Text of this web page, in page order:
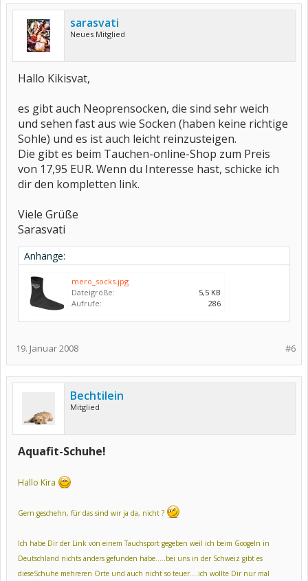
sarasvati
Neues Mitglied
Hallo Kikisvat,
es gibt auch Neoprensocken, die sind sehr weich
und sehen fast aus wie Socken (haben keine richtige
Sohle) und es ist auch leicht reinzusteigen.
Die gibt es beim Tauchen-online-Shop zum Preis
von 17,95 EUR. Wenn du Interesse hast, schicke ich
dir den kompletten link.
Viele Grüße
Sarasvati
Anhänge:
mero_socks.jpg
Dateigröße:
5,5 KB
Aufrufe:
286
#6
19. Januar 2008
Bechtilein
Mitglied
Aquafit-Schuhe!
Hallo Kira
Gern geschehn, für das sind wir ja da, nicht ?
Ich habe Dir der Link von einem Tauchsport gegeben weil ich beim Googeln in
Deutschland nichts anders gefunden habe…..bei uns in der Schweiz gibt es
dieseSchuhe mehreren Orte und auch nicht so teuer….ich wollte Dir nur mal